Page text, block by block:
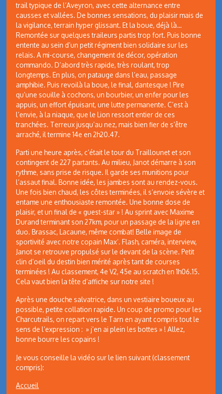
trail typique de l’Aveyron, avec cette alternance entre
causses et vallées. De bonnes sensations, du plaisir mais de
la vigilance, terrain hyper glissant. Et la boue, déjà là…
Remontée sur quelques traileurs partis trop fort. Puis bonne
entente au sein d’un petit régiment bien solidaire sur les
relais. A mi-course, changement de décor, opération
commando. D’abord très rapide, très roulant, trop
longtemps. En plus, on patauge dans l’eau, passage
amphibie. Puis revoilà la boue, le final, dantesque ! Pire
qu’une souille à cochons, un bourbier, un enfer pour les
appuis, un effort épuisant, une lutte permanente. C’est à
l’envie, à la niaque, que le Lion ressort entier de ces
tranchées. Terreux jusqu’au nez, mais bien fier de s’être
arraché, il termine 14e en 2h20.47.
Parti une heure après, c’était le tour du Traillounet et son
contingent de 227 partants. Au milieu, Janot démarre à son
rythme, sans prise de risque. Il garde ses munitions pour
l’assaut final. Bonne idée, les jambes sont au rendez-vous.
Une fois bien chaud, les côtes terminées, il s’envoie sévère et
entame une enthousiaste remontée. Une bonne dose de
plaisir, et un final de « guest-star » ! Au sprint avec Maxime
Durand terminant son 27km, pour un passage de la ligne en
duo. Brassac, Lacaune, même combat! Belle image de
sportivité avec notre copain Max’. Flash, caméra, interview,
Janot se retrouve propulsé sur le devant de la scène. Petit
clin d’oeil du destin bien mérité après tant de courses
terminées ! Au classement, 4e V2, 45e au scratch en 1h06.15.
Cela vaut bien la tête d’affiche sur notre site !
Après une douche salvatrice, dans un vestiaire boueux au
possible, petite collation rapide. Un coup de promo pour les
Charcutrails, on repart vers le Tarn en ayant compris tout le
sens de l’expression : » j’en ai plein les bottes » ! Allez,
bonne bourre les copains !
Je vous conseille la vidéo sur le lien suivant (classement
compris):
Accueil